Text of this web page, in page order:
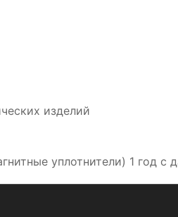
изделий
уплотнители) 1 год с